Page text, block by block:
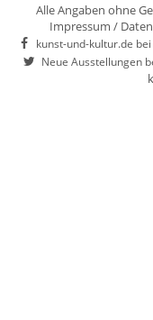
Alle Angaben ohne
Impressum /
kunst-und-kultur.de
Neue Ausstellungen